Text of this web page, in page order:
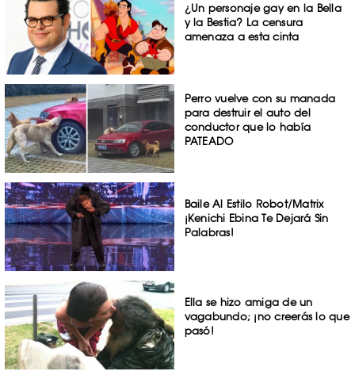
¿Un personaje gay en la Bella
y la Bestia? La censura
amenaza a esta cinta
Perro vuelve con su manada
para destruir el auto del
conductor que lo había
PATEADO
Baile Al Estilo Robot/Matrix
¡Kenichi Ebina Te Dejará Sin
Palabras!
Ella se hizo amiga de un
vagabundo; ¡no creerás lo que
pasó!